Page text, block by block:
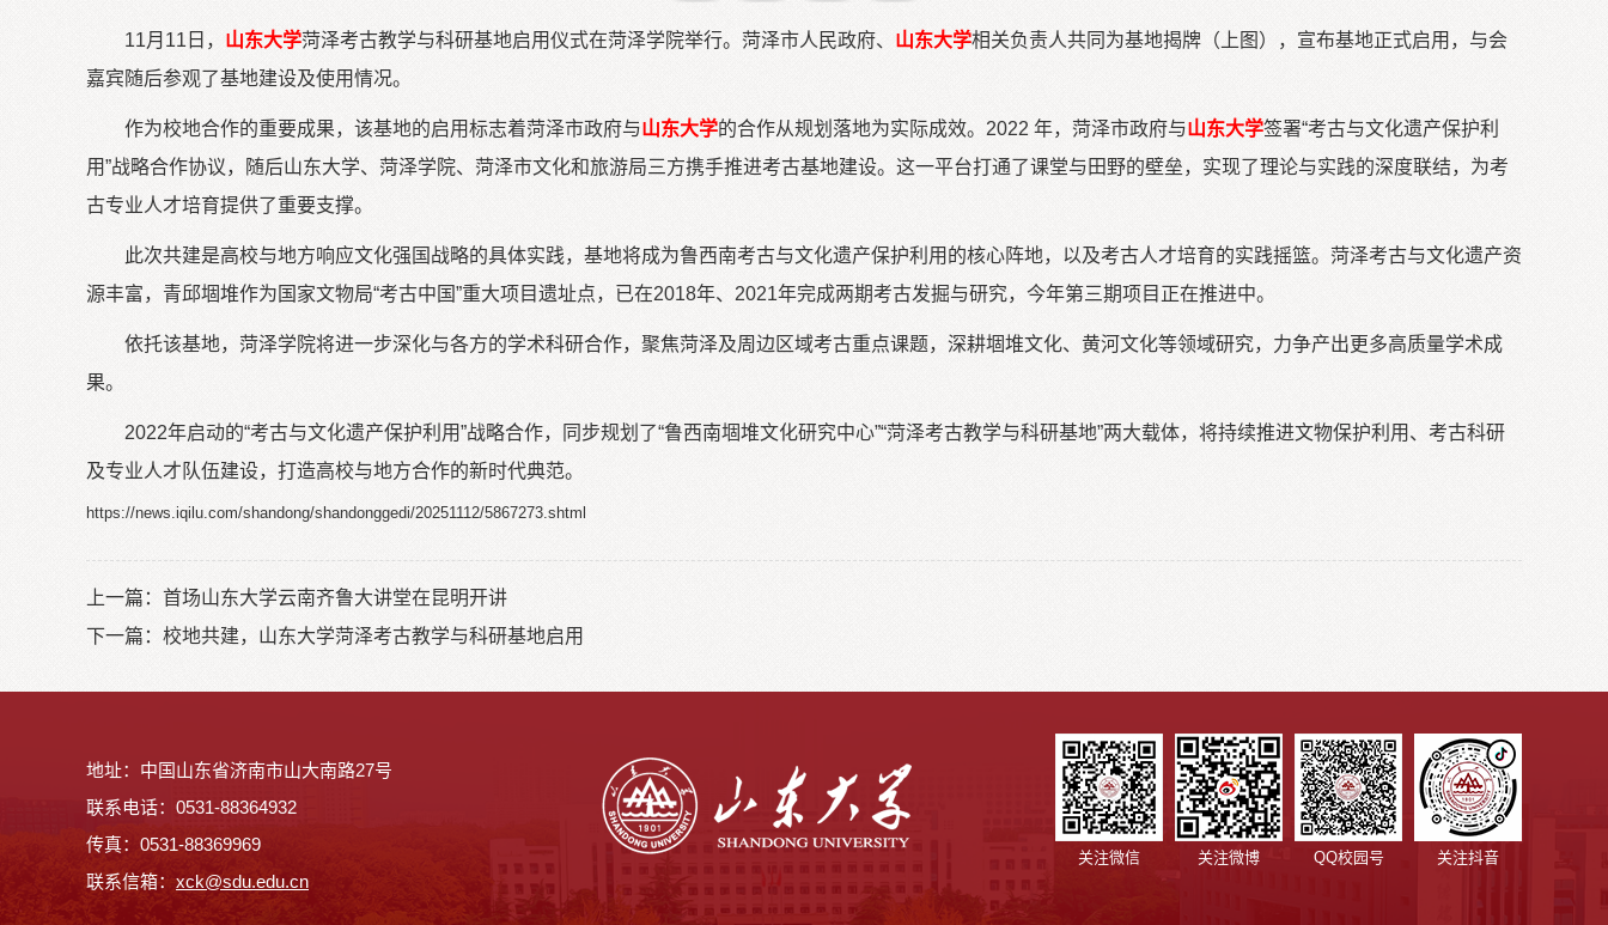
11月11日， 山东大学菏泽考古教学与科研基地启用仪式在菏泽学院举行。菏泽市人民政府、 山东大学相关负责人共同为基地揭牌（上图），宣布基地正式启用，与会
嘉宾随后参观了基地建设及使用情况。
作为校地合作的重要成果，该基地的启用标志着菏泽市政府与山东大学的合作从规划落地为实际成效。2022 年，菏泽市政府与山东大学签署“考古与文化遗产保护利
用”战略合作协议，随后山东大学、菏泽学院、菏泽市文化和旅游局三方携手推进考古基地建设。这一平台打通了课堂与田野的壁垒，实现了理论与实践的深度联结，为考
古专业人才培育提供了重要支撑。
此次共建是高校与地方响应文化强国战略的具体实践，基地将成为鲁西南考古与文化遗产保护利用的核心阵地，以及考古人才培育的实践摇篮。菏泽考古与文化遗产资
源丰富，青邱堌堆作为国家文物局“考古中国”重大项目遗址点，已在2018年、2021年完成两期考古发掘与研究，今年第三期项目正在推进中。
依托该基地，菏泽学院将进一步深化与各方的学术科研合作，聚焦菏泽及周边区域考古重点课题，深耕堌堆文化、黄河文化等领域研究，力争产出更多高质量学术成
果。
2022年启动的“考古与文化遗产保护利用”战略合作，同步规划了“鲁西南堌堆文化研究中心”“菏泽考古教学与科研基地”两大载体，将持续推进文物保护利用、考古科研
及专业人才队伍建设，打造高校与地方合作的新时代典范。
https://news.iqilu.com/shandong/shandonggedi/20251112/5867273.shtml
上一篇： 首场山东大学云南齐鲁大讲堂在昆明开讲
下一篇： 校地共建，山东大学菏泽考古教学与科研基地启用
地址：中国山东省济南市山大南路27号
联系电话：0531-88364932
传真：0531-88369969
联系信箱： xck@sdu.edu.cn
关注微信 关注微博 QQ校园号 关注抖音